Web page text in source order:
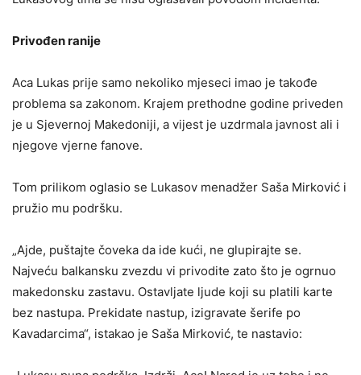
Privođen ranije
Aca Lukas prije samo nekoliko mjeseci imao je takođe
problema sa zakonom. Krajem prethodne godine priveden
je u Sjevernoj Makedoniji, a vijest je uzdrmala javnost ali i
njegove vjerne fanove.
Tom prilikom oglasio se Lukasov menadžer Saša Mirković i
pružio mu podršku.
„Ajde, puštajte čoveka da ide kući, ne glupirajte se.
Najveću balkansku zvezdu vi privodite zato što je ogrnuo
makedonsku zastavu. Ostavljate ljude koji su platili karte
bez nastupa. Prekidate nastup, izigravate šerife po
Kavadarcima“, istakao je Saša Mirković, te nastavio: